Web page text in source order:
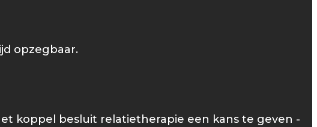
opzegbaar.
koppel besluit relatietherapie een kans te geven -